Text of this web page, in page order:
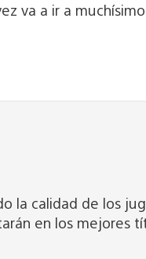
va a ir a
la calidad de los
en los mejores